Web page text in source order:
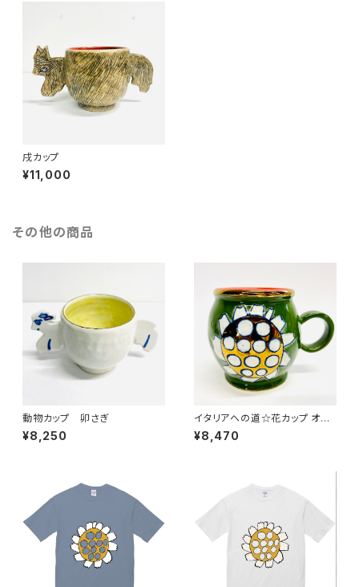
戌カップ
¥11,000
その他の商品
動物カップ 卯さぎ
¥8,250
イタリアへの道☆花カップ オリ
ーブ
¥8,470